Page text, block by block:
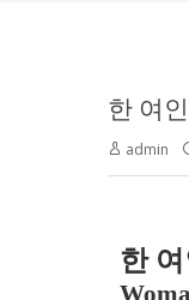
한 여
admin
한